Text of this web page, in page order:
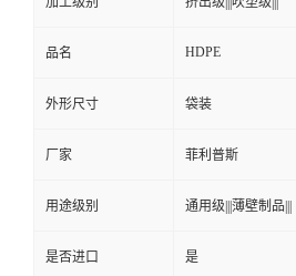
品名 HDPE
外形尺寸 袋装
厂家 菲利普斯
用途级别 通用级|||薄壁制品|||
是否进口 是